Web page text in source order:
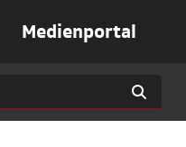
Medienportal